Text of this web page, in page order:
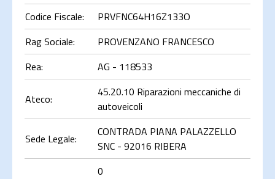
Codice Fiscale:
PRVFNC64H16Z133O
Rag Sociale:
PROVENZANO FRANCESCO
Rea:
AG - 118533
Ateco:
45.20.10 Riparazioni meccaniche di
autoveicoli
Sede Legale:
CONTRADA PIANA PALAZZELLO
SNC - 92016 RIBERA
0